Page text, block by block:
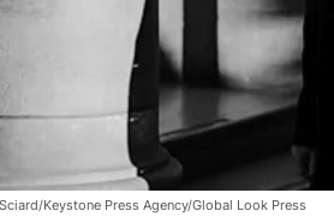
Keystone Press Agency/Global Look Press